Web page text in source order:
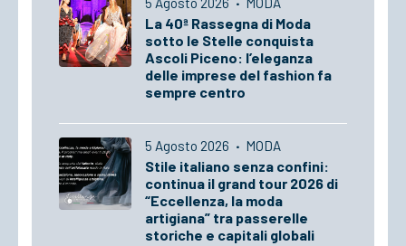
La 40ª Rassegna di Moda
sotto le Stelle conquista
Ascoli Piceno: l’eleganza
delle imprese del fashion fa
sempre centro
5 Agosto 2026 · MODA
Stile italiano senza confini:
continua il grand tour 2026 di
“Eccellenza, la moda
artigiana” tra passerelle
storiche e capitali globali